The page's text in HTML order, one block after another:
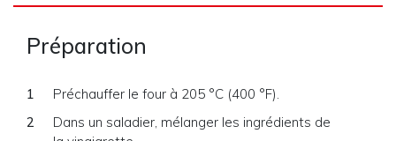
Préparation
Préchauffer le four à 205 °C (400 °F).
Dans un saladier, mélanger les ingrédients de